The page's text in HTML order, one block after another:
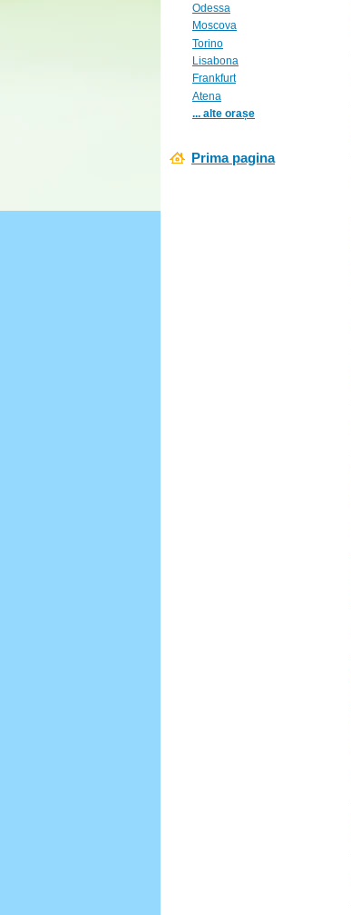
Odessa
Moscova
Torino
Lisabona
Frankfurt
Atena
... alte orașe
Prima pagina